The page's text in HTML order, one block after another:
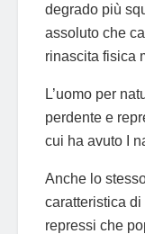
degrado più
assoluto che
rinascita fisica
L’uomo per
perdente e
cui ha avuto I
Anche lo
caratteristica
repressi che